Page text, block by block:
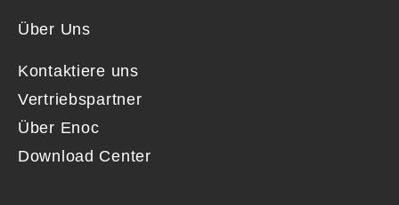
Über Uns
Kontaktiere uns
Vertriebspartner
Über Enoc
Download Center